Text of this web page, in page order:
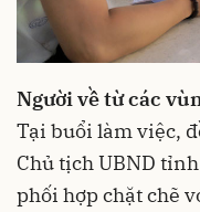
Người về từ các
Tại buổi làm việc,
Chủ tịch UBND
phối hợp chặt chẽ